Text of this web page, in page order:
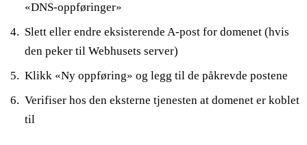
«DNS-oppføringer»
Slett eller endre eksisterende A-post for domenet (hvis
den peker til Webhusets server)
Klikk «Ny oppføring» og legg til de påkrevde postene
Verifiser hos den eksterne tjenesten at domenet er koblet
til